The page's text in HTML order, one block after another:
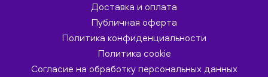
Доставка и оплата
Публичная оферта
Политика конфиденциальности
Политика cookie
Согласие на обработку персональных данных